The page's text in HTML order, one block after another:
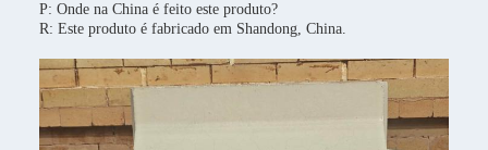
P: Onde na China é feito este produto?
R: Este produto é fabricado em Shandong, China.